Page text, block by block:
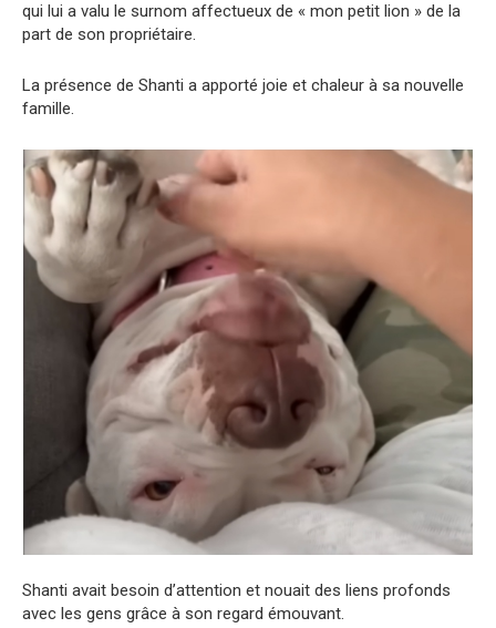
qui lui a valu le surnom affectueux de « mon petit lion » de la
part de son propriétaire.
La présence de Shanti a apporté joie et chaleur à sa nouvelle
famille.
Shanti avait besoin d’attention et nouait des liens profonds
avec les gens grâce à son regard émouvant.